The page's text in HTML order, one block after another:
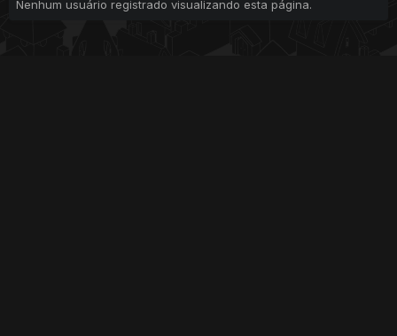
Nenhum usuário registrado visualizando esta página.